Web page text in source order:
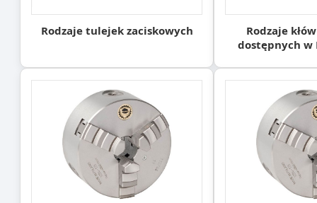
Rodzaje tulejek zaciskowych
Rodzaje
dostępnych w